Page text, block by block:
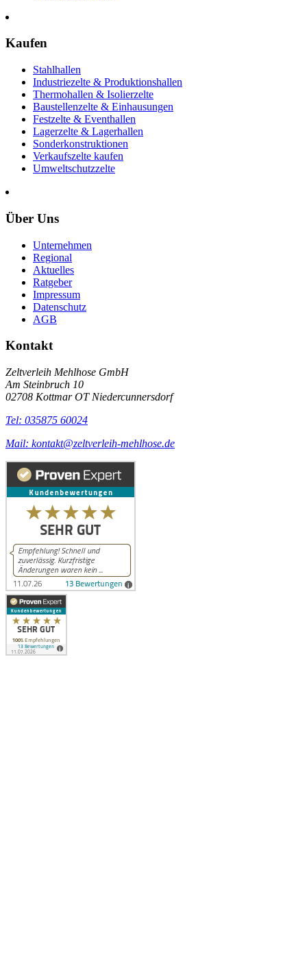
Kaufen
Stahlhallen
Industriezelte & Produktionshallen
Thermohallen & Isolierzelte
Baustellenzelte & Einhausungen
Festzelte & Eventhallen
Lagerzelte & Lagerhallen
Sonderkonstruktionen
Verkaufszelte kaufen
Umweltschutzzelte
Über Uns
Unternehmen
Regional
Aktuelles
Ratgeber
Impressum
Datenschutz
AGB
Kontakt
Zeltverleih Mehlhose GmbH
Am Steinbruch 10
02708 Kottmar OT Niedercunnersdorf
Tel: 035875 60024
Mail: kontakt@zeltverleih-mehlhose.de